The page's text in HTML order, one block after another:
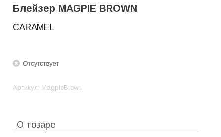
Блейзер MAGPIE BROWN
CARAMEL
Артикул: MagpieBrown
О товаре